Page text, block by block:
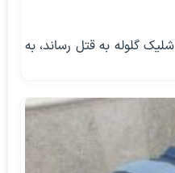
گلوله به قتل رساند، به